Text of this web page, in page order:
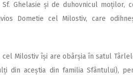
Ghelasie și de duhovnicul moților,
Dometie cel Milostiv, care
cel Milostiv își are obârșia în satul
din aceștia din familia Sfântului),